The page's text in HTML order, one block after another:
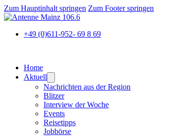
Zum Hauptinhalt springen Zum Footer springen
+49 (0)611-952- 69 8 69
Home
Aktuell
Nachrichten aus der Region
Blitzer
Interview der Woche
Events
Reisetipps
Jobbörse